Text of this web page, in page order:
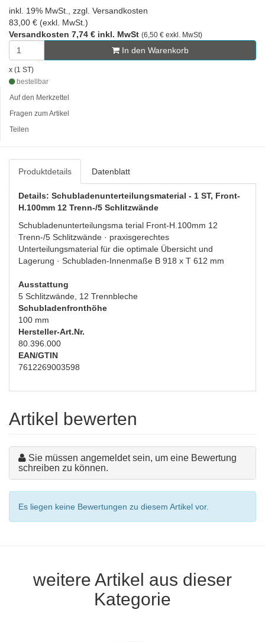
inkl. 19% MwSt., zzgl. Versandkosten
83,00 € (exkl. MwSt.)
Versandkosten 7,74 € inkl. MwSt (6,50 € exkl. MwSt)
In den Warenkorb
x (1 ST)
bestellbar
Auf den Merkzettel
Fragen zum Artikel
Teilen
Produktdetails Datenblatt
Details: Schubladenunterteilungsmaterial - 1 ST, Front-
H.100mm 12 Trenn-/5 Schlitzwände
Schubladenunterteilungsma terial Front-H.100mm 12
Trenn-/5 Schlitzwände · praxisgerechtes
Unterteilungsmaterial für die optimale Übersicht und
Lagerung · Schubladen-Innenmaße B 918 x T 612 mm
Ausstattung
5 Schlitzwände, 12 Trennbleche
Schubladenfronthöhe
100 mm
Hersteller-Art.Nr.
80.396.000
EAN/GTIN
7612269003598
Artikel bewerten
Sie müssen angemeldet sein, um eine Bewertung
schreiben zu können.
Es liegen keine Bewertungen zu diesem Artikel vor.
weitere Artikel aus dieser
Kategorie